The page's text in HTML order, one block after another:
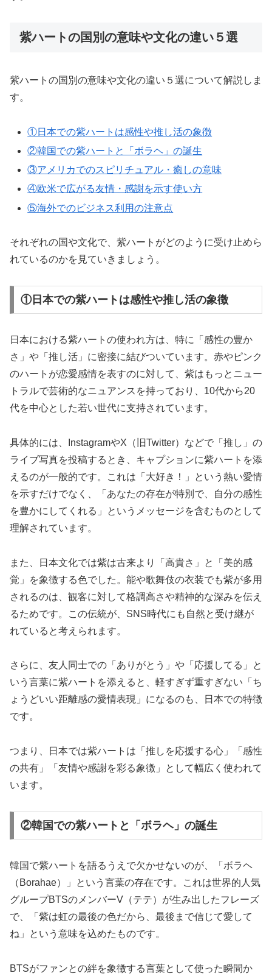
紫ハートの国別の意味や文化の違い５選
紫ハートの国別の意味や文化の違い５選について解説しま
す。
①日本での紫ハートは感性や推し活の象徴
②韓国での紫ハートと「ボラヘ」の誕生
③アメリカでのスピリチュアル・癒しの意味
④欧米で広がる友情・感謝を示す使い方
⑤海外でのビジネス利用の注意点
それぞれの国や文化で、紫ハートがどのように受け止めら
れているのかを見ていきましょう。
①日本での紫ハートは感性や推し活の象徴
日本における紫ハートの使われ方は、特に「感性の豊か
さ」や「推し活」に密接に結びついています。赤やピンク
のハートが恋愛感情を表すのに対して、紫はもっとニュー
トラルで芸術的なニュアンスを持っており、10代から20
代を中心とした若い世代に支持されています。
具体的には、InstagramやX（旧Twitter）などで「推し」の
ライブ写真を投稿するとき、キャプションに紫ハートを添
えるのが一般的です。これは「大好き！」という熱い愛情
を示すだけでなく、「あなたの存在が特別で、自分の感性
を豊かにしてくれる」というメッセージを含むものとして
理解されています。
また、日本文化では紫は古来より「高貴さ」と「美的感
覚」を象徴する色でした。能や歌舞伎の衣装でも紫が多用
されるのは、観客に対して格調高さや精神的な深みを伝え
るためです。この伝統が、SNS時代にも自然と受け継が
れていると考えられます。
さらに、友人同士での「ありがとう」や「応援してる」と
いう言葉に紫ハートを添えると、軽すぎず重すぎない「ち
ょうどいい距離感の愛情表現」になるのも、日本での特徴
です。
つまり、日本では紫ハートは「推しを応援する心」「感性
の共有」「友情や感謝を彩る象徴」として幅広く使われて
います。
②韓国での紫ハートと「ボラヘ」の誕生
韓国で紫ハートを語るうえで欠かせないのが、「ボラヘ
（Borahae）」という言葉の存在です。これは世界的人気
グループBTSのメンバーV（テテ）が生み出したフレーズ
で、「紫は虹の最後の色だから、最後まで信じて愛して
ね」という意味を込めたものです。
BTSがファンとの絆を象徴する言葉として使った瞬間か